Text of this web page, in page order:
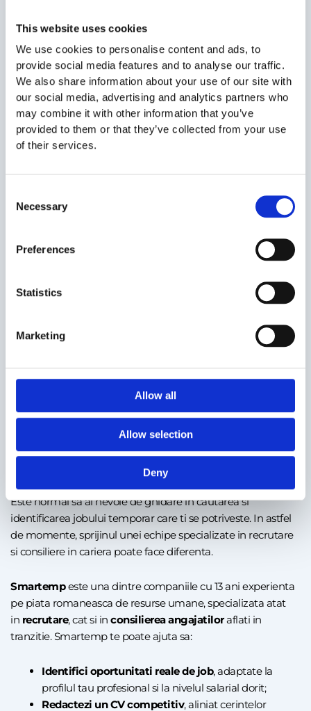
This website uses cookies
We use cookies to personalise content and ads, to
provide social media features and to analyse our traffic.
We also share information about your use of our site with
our social media, advertising and analytics partners who
may combine it with other information that you’ve
provided to them or that they’ve collected from your use
of their services.
Selection
Necessary
Preferences
Statistics
Marketing
Allow all
Allow selection
Deny
Nu cere justificari agresive
Nu-ti bloca energia in acel job
Un refuz spune doar ca nu a existat potrivire perfecta in acel
moment.
Ce pot imbunatati in urmatoarele zile?
Ce competente cauta constant rrecrutorii in
Apoi actioneaza: cursuri, certificari, proiecte personale,
feedback constructiv evolueaza vizibil in 2–3 procese de
Este normal sa ai nevoie de ghidare in cautarea si
identificarea jobului temporar care ti se potriveste. In astfel
de momente, sprijinul unei echipe specializate in recrutare
si consiliere in cariera poate face diferenta.
Smartempeste una dintre companiile cu 13 ani experienta
pe piata romaneasca de resurse umane, specializata atat
in recrutare, cat si in consilierea angajatiloraflati in
tranzitie. Smartemp te poate ajuta sa:
Identifici oportunitati reale de job, adaptate la
profilul tau profesional si la nivelul salarial dorit;
Redactezi un CV competitiv, aliniat cerintelor